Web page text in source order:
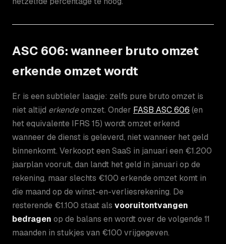
ASC 606: wanneer bruto omzet
erkende omzet wordt
Er is een subtieler laagje: zelfs pure bruto omzet is
niet altijd erkendeomzet. Onder FASB ASC 606 (en
het equivalente IFRS 15) wordt omzet erkend
wanneer de dienst is geleverd, niet wanneer het geld
binnenkomt. Verkoopt een SaaS in januari een €1.200
jaarplan vooruit, dan landt het geld in januari op de
rekening, maar slechts €100 erkende omzet komt in
die maand op de winst-en-verliesrekening. De
resterende €1.100 staat als vooruitontvangen
bedragen op de balans en wordt over de volgende 11
maanden in stukjes van €100 vrijgegeven.